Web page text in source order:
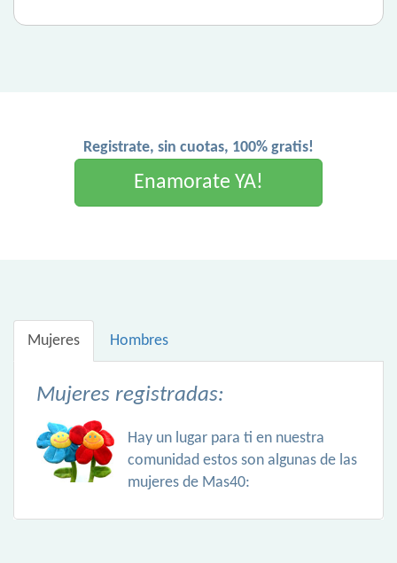
Registrate, sin cuotas, 100% gratis!
Enamorate YA!
Mujeres Hombres
Mujeres registradas:
Hay un lugar para ti en nuestra
comunidad estos son algunas de las
mujeres de Mas40: